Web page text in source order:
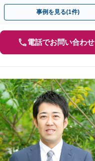
ぐ相談！
事例を見る(1件)
電話でお問い合わせ